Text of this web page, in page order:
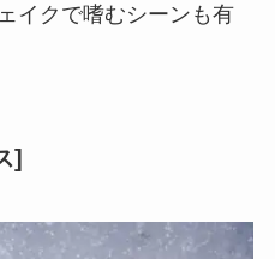
イクで嗜むシーンも有
]